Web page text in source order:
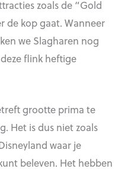
zoals de “Gold
de kop gaat. Wanneer
we Slagharen nog
flink heftige
grootte prima te
Het is dus niet zoals
waar je
beleven. Het hebben